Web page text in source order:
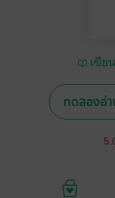
เขีย
ทดลองอ่